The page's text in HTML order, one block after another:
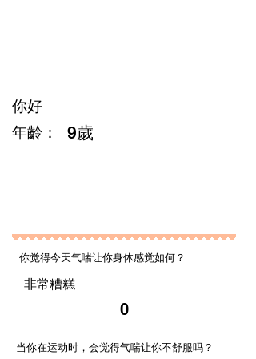
你好
​年齡：
9歲
你觉得今天气喘让你身体感觉如何？
非常糟糕
0
当你在运动时，会觉得气喘让你不舒服吗？